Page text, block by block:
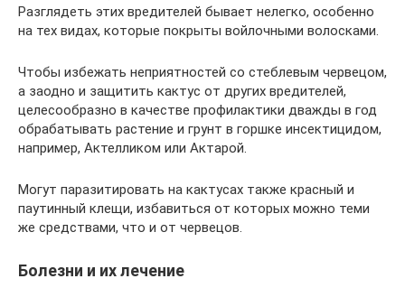
Разглядеть этих вредителей бывает нелегко, особенно
на тех видах, которые покрыты войлочными волосками.
Чтобы избежать неприятностей со стеблевым червецом,
а заодно и защитить кактус от других вредителей,
целесообразно в качестве профилактики дважды в год
обрабатывать растение и грунт в горшке инсектицидом,
например, Актелликом или Актарой.
Могут паразитировать на кактусах также красный и
паутинный клещи, избавиться от которых можно теми
же средствами, что и от червецов.
Болезни и их лечение